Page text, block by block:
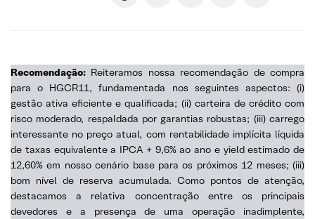
Recomendação: Reiteramos nossa recomendação de compra
para o HGCR11, fundamentada nos seguintes aspectos: (i)
gestão ativa eficiente e qualificada; (ii) carteira de crédito com
risco moderado, respaldada por garantias robustas; (iii) carrego
interessante no preço atual, com rentabilidade implícita líquida
de taxas equivalente a IPCA + 9,6% ao ano e yield estimado de
12,60% em nosso cenário base para os próximos 12 meses; (iii)
bom nível de reserva acumulada. Como pontos de atenção,
destacamos a relativa concentração entre os principais
devedores e a presença de uma operação inadimplente,